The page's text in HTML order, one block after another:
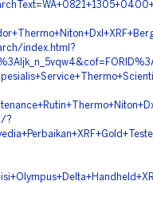
index.html?
?